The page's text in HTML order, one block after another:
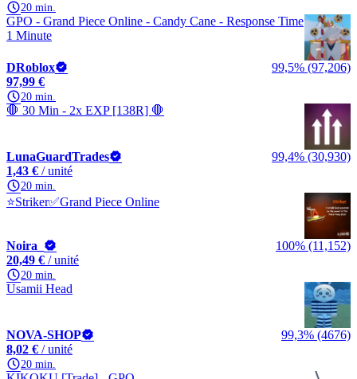
20 min.
GPO - Grand Piece Online - Candy Cane - Response Time
1 Minute
DRoblox
99,5% (97,206)
97,99 €
20 min.
🛑 30 Min - 2x EXP [138R] 🛑
LunaGuardTrades
99,4% (30,930)
1,43 € / unité
20 min.
⭐Striker✅Grand Piece Online
Noira_
100% (11,152)
20,49 € / unité
20 min.
Usamii Head
NOVA-SHOP
99,3% (4676)
8,02 € / unité
20 min.